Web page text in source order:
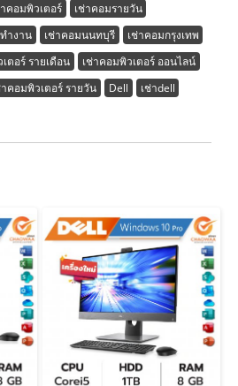
คอมพิวเตอร์
เช่าคอมรายวัน
ำงาน เช่าคอมนนทบุรี
เช่าคอมกรุงเทพ
ตอร์ รายเดือน
เช่าคอมพิวเตอร์ ออนไลน์
าคอมพิวเตอร์ รายวัน Dell เช่าdell